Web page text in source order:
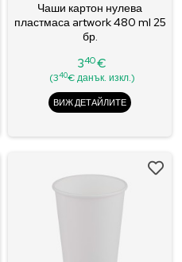
Чаши картон нулева
пластмаса artwork 480 ml 25
бр.
Цена
340€
(340€ данък. изкл.)
ВИЖ ДЕТАЙЛИТЕ